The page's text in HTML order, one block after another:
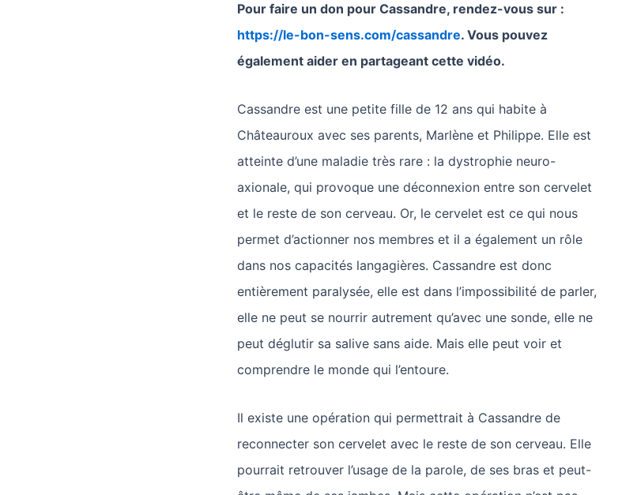
Pour faire un don pour Cassandre, rendez-vous sur :
https://le-bon-sens.com/cassandre. Vous pouvez
également aider en partageant cette vidéo.
Cassandre est une petite fille de 12 ans qui habite à
Châteauroux avec ses parents, Marlène et Philippe. Elle est
atteinte d’une maladie très rare : la dystrophie neuro-
axionale, qui provoque une déconnexion entre son cervelet
et le reste de son cerveau. Or, le cervelet est ce qui nous
permet d’actionner nos membres et il a également un rôle
dans nos capacités langagières. Cassandre est donc
entièrement paralysée, elle est dans l’impossibilité de parler,
elle ne peut se nourrir autrement qu’avec une sonde, elle ne
peut déglutir sa salive sans aide. Mais elle peut voir et
comprendre le monde qui l’entoure.
Il existe une opération qui permettrait à Cassandre de
reconnecter son cervelet avec le reste de son cerveau. Elle
pourrait retrouver l’usage de la parole, de ses bras et peut-